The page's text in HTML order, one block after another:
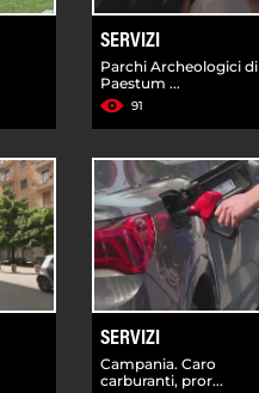
SERVIZI
Parchi Archeologici di
Paestum ...
91
SERVIZI
Campania. Caro
carburanti, pror...